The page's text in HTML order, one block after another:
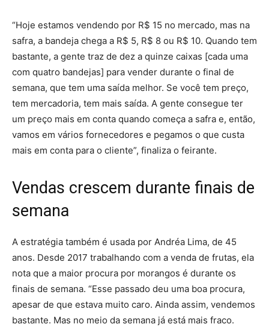
“Hoje estamos vendendo por R$ 15 no mercado, mas na
safra, a bandeja chega a R$ 5, R$ 8 ou R$ 10. Quando tem
bastante, a gente traz de dez a quinze caixas [cada uma
com quatro bandejas] para vender durante o final de
semana, que tem uma saída melhor. Se você tem preço,
tem mercadoria, tem mais saída. A gente consegue ter
um preço mais em conta quando começa a safra e, então,
vamos em vários fornecedores e pegamos o que custa
mais em conta para o cliente”, finaliza o feirante.
Vendas crescem durante finais de
semana
A estratégia também é usada por Andréa Lima, de 45
anos. Desde 2017 trabalhando com a venda de frutas, ela
nota que a maior procura por morangos é durante os
finais de semana. “Esse passado deu uma boa procura,
apesar de que estava muito caro. Ainda assim, vendemos
bastante. Mas no meio da semana já está mais fraco.